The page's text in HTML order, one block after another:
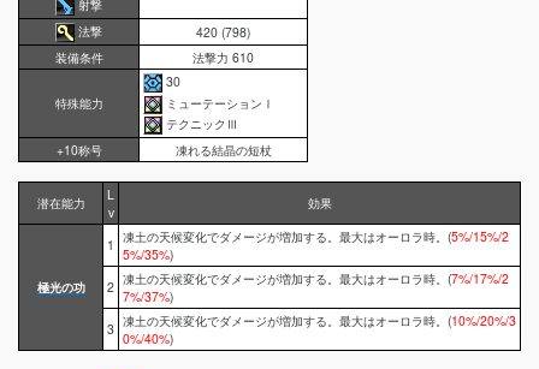
射撃
法撃
420 (798)
装備条件
法撃力 610
特殊能力
30
ミューテーションⅠ
テクニックⅢ
+10称号
凍れる結晶の短杖
潜在能力
L
v
効果
極光の功
1 凍土の天候変化でダメージが増加する。最大はオーロラ時。(5%/15%/2
5%/35%)
2 凍土の天候変化でダメージが増加する。最大はオーロラ時。(7%/17%/2
7%/37%)
3 凍土の天候変化でダメージが増加する。最大はオーロラ時。(10%/20%/3
0%/40%)